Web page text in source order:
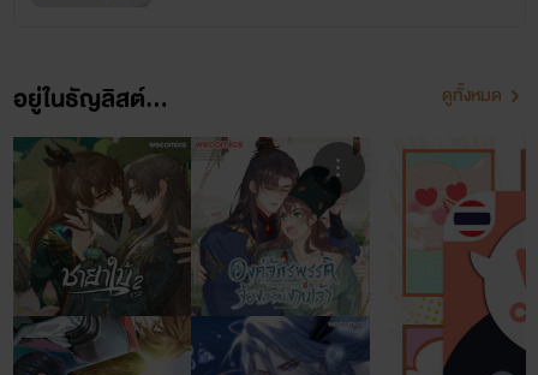
อยู่ในธัญลิสต์... ดูทั้งหมด